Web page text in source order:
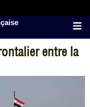
entre la